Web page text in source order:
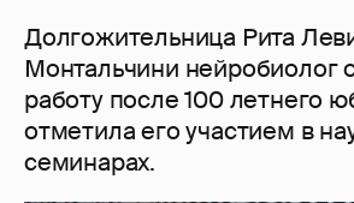
Долгожительница Рита
Монтальчини нейробиолог
работу после 100 летнего
отметила его участием в
семинарах.